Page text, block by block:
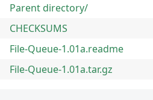
Parent directory/
CHECKSUMS
File-Queue-1.01a.readme
File-Queue-1.01a.tar.gz